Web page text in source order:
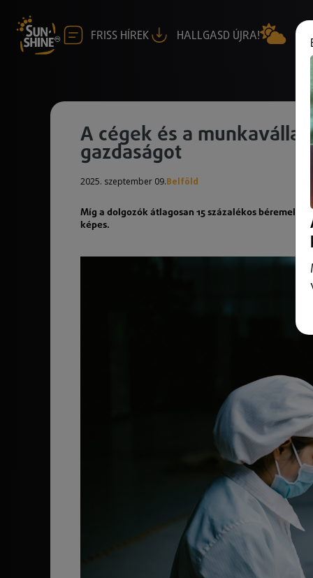
FRISS HÍREK HALLGASD ÚJRA!
A cégek és a
gazdaságot
2025. szeptember 09.Belföld
Míg a dolgozók átlagosan 15 százalékos
képes.